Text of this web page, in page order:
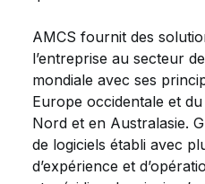
AMCS fournit des
l’entreprise au secteur
mondiale avec ses
Europe occidentale et
Nord et en Australasie.
de logiciels établi avec
d’expérience et